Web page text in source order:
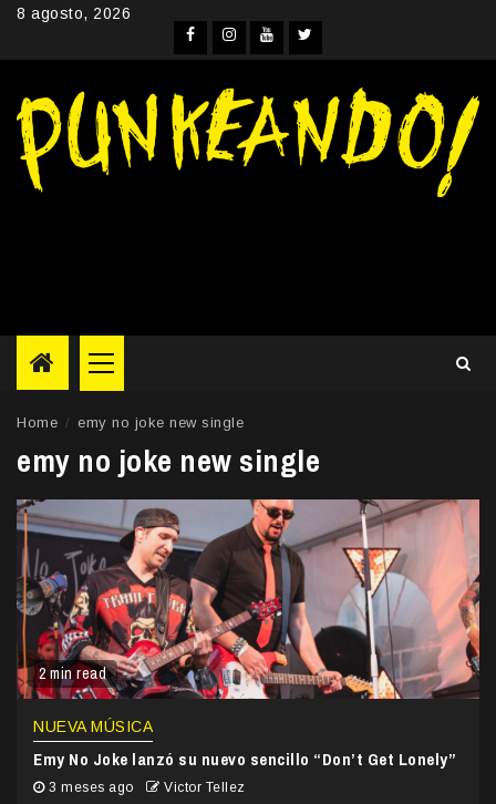
Skip8 agosto, 2026
Facebook
Instagram
YouTube
Twitter
Primary
Menu
Home emy no joke new single
emy no joke new single
2 min read
NUEVA MÚSICA
Emy No Joke lanzó su nuevo sencillo “Don’t Get Lonely”
3 meses ago Victor Tellez